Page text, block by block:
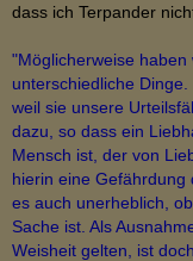
dass ich Terpander
"Möglicherweise
unterschiedliche
weil sie unsere
dazu, so dass ein
Mensch ist, der von
hierin eine Gefährdung
es auch unerheblich,
Sache ist. Als
Weisheit gelten, ist